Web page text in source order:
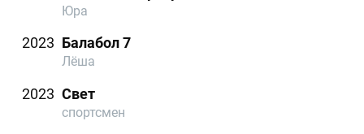
Юра
2023 Балабол 7
Лёша
2023 Свет
спортсмен